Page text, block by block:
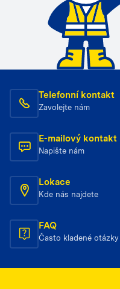
Telefonní kontakt
Zavolejte nám
E-mailový kontakt
Napište nám
Lokace
Kde nás najdete
FAQ
Často kladené otázky